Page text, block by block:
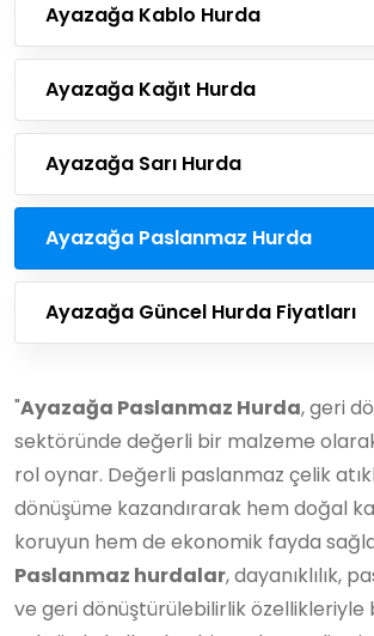
Ayazağa Kablo Hurda
Ayazağa Kağıt Hurda
Ayazağa Sarı Hurda
Ayazağa Paslanmaz Hurda
Ayazağa Güncel Hurda Fiyatları
"Ayazağa Paslanmaz Hurda, geri
sektöründe değerli bir malzeme
rol oynar. Değerli paslanmaz çelik
dönüşüme kazandırarak hem doğal
koruyun hem de ekonomik fayda
Paslanmaz hurdalar, dayanıklılık,
ve geri dönüştürülebilirlik özellikleriyle